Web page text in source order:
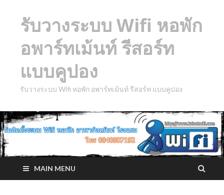
รับวางระบบ Wifi หอพัก
อพาร์ทเม้นท์ รีสอร์ท
แบบคูปอง
รับวางระบบ Wifi หอพัก อพาร์ทเม้นท์ รีสอร์ท แบบคูปอง
MAIN MENU